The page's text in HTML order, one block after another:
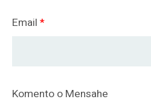
Email *
Komento o Mensahe